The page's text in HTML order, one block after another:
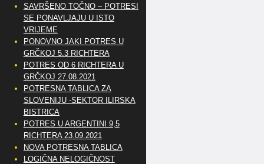
SAVRŠENO TOČNO – POTRESI
SE PONAVLJAJU U ISTO
VRIJEME
PONOVNO JAKI POTRES U
GRČKOJ 5.3 RICHTERA
POTRES OD 6 RICHTERA U
GRČKOJ 27.08.2021
POTRESNA TABLICA ZA
SLOVENIJU -SEKTOR ILIRSKA
BISTRICA
POTRES U ARGENTINI 9,5
RICHTERA 23.09.2021
NOVA POTRESNA TABLICA
LOGIČNA NELOGIČNOST